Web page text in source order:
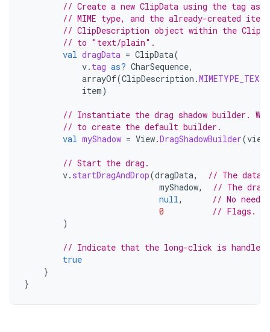
// Create a new ClipData using the tag
// MIME type, and the already-created
// ClipDescription object within the
// to "text/plain".
val dragData = ClipData(
v. tag as? CharSequence,
arrayOf(ClipDescription .
item)
// Instantiate the drag shadow builder. We
// to create the default builder.
val myShadow = View.DragShadowBuilder(view
// Start the drag.
v. startDragAndDrop(dragData,
// The data
myShadow,
// The drag
null,
// No need
0
// Flags.
)
// Indicate that the long-click is handled.
true
}
}